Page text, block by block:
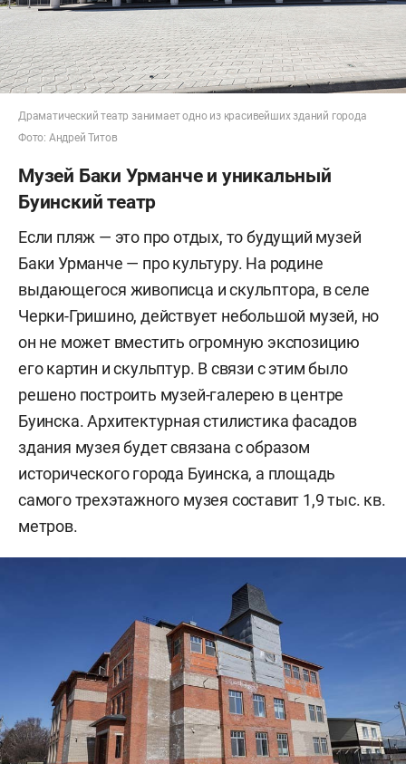
Драматический театр занимает одно из красивейших зданий города
Фото: Андрей Титов
Музей Баки Урманче и уникальный
Буинский театр
Если пляж — это про отдых, то будущий музей
Баки Урманче — про культуру. На родине
выдающегося живописца и скульптора, в селе
Черки-Гришино, действует небольшой музей, но
он не может вместить огромную экспозицию
его картин и скульптур. В связи с этим было
решено построить музей-галерею в центре
Буинска. Архитектурная стилистика фасадов
здания музея будет связана с образом
исторического города Буинска, а площадь
самого трехэтажного музея составит 1,9 тыс. кв.
метров.